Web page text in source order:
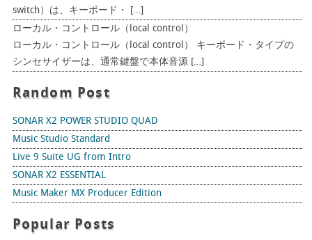
switch）は、キーボード・ […]
ローカル・コントロール（local control）
ローカル・コントロール（local control） キーボード・タイプの
シンセサイザーは、通常鍵盤で本体音源 […]
Random Post
SONAR X2 POWER STUDIO QUAD
Music Studio Standard
Live 9 Suite UG from Intro
SONAR X2 ESSENTIAL
Music Maker MX Producer Edition
Popular Posts